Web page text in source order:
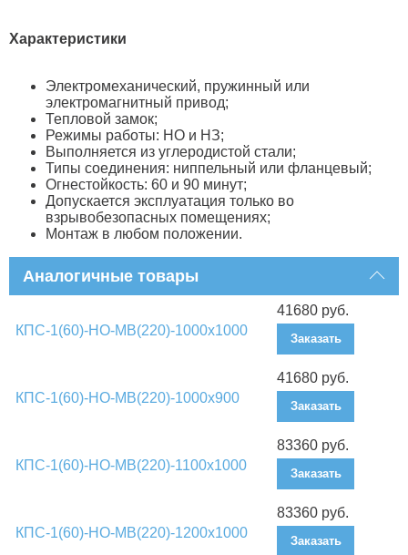
Характеристики
Электромеханический, пружинный или
электромагнитный привод;
Тепловой замок;
Режимы работы: НО и НЗ;
Выполняется из углеродистой стали;
Типы соединения: ниппельный или фланцевый;
Огнестойкость: 60 и 90 минут;
Допускается эксплуатация только во
взрывобезопасных помещениях;
Монтаж в любом положении.
Аналогичные товары
КПС-1(60)-НО-МВ(220)-1000х1000
41680 руб.
Заказать
КПС-1(60)-НО-МВ(220)-1000х900
41680 руб.
Заказать
КПС-1(60)-НО-МВ(220)-1100х1000
83360 руб.
Заказать
КПС-1(60)-НО-МВ(220)-1200х1000
83360 руб.
Заказать